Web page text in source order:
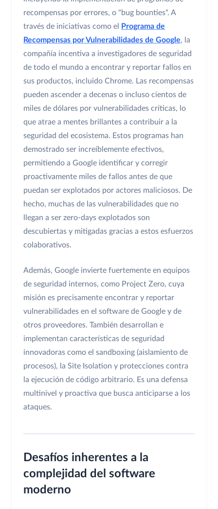
recompensas por errores, o "bug bounties". A
través de iniciativas como el
Programa de
Recompensas por Vulnerabilidades de Google, la
compañía incentiva a investigadores de seguridad
de todo el mundo a encontrar y reportar fallos en
sus productos, incluido Chrome. Las recompensas
pueden ascender a decenas o incluso cientos de
miles de dólares por vulnerabilidades críticas, lo
que atrae a mentes brillantes a contribuir a la
seguridad del ecosistema. Estos programas han
demostrado ser increíblemente efectivos,
permitiendo a Google identificar y corregir
proactivamente miles de fallos antes de que
puedan ser explotados por actores maliciosos. De
hecho, muchas de las vulnerabilidades que no
llegan a ser zero-days explotados son
descubiertas y mitigadas gracias a estos esfuerzos
colaborativos.
Además, Google invierte fuertemente en equipos
de seguridad internos, como Project Zero, cuya
misión es precisamente encontrar y reportar
vulnerabilidades en el software de Google y de
otros proveedores. También desarrollan e
implementan características de seguridad
innovadoras como el sandboxing (aislamiento de
procesos), la Site Isolation y protecciones contra
la ejecución de código arbitrario. Es una defensa
multinivel y proactiva que busca anticiparse a los
ataques.
Desafíos inherentes a la
complejidad del software
moderno